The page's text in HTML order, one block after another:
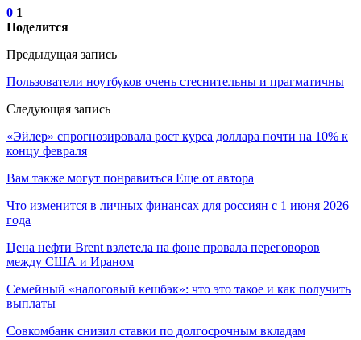
0 1
Поделится
Предыдущая запись
Пользователи ноутбуков очень стеснительны и прагматичны
Следующая запись
«Эйлер» спрогнозировала рост курса доллара почти на 10% к
концу февраля
Вам также могут понравиться Еще от автора
Что изменится в личных финансах для россиян с 1 июня 2026
года
Цена нефти Brent взлетела на фоне провала переговоров
между США и Ираном
Семейный «налоговый кешбэк»: что это такое и как получить
выплаты
Совкомбанк снизил ставки по долгосрочным вкладам